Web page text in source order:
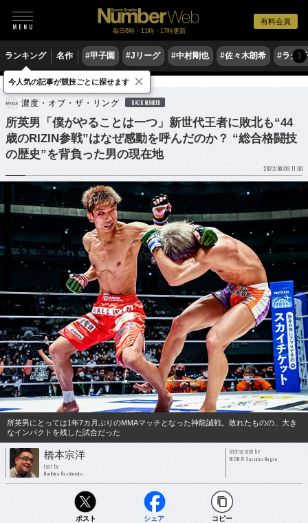
有料会員
毎日6時・11時・17時更新
ランキング 名作 #甲子園 #Jリーグ #中村剛也 #佐々木朗希 #ラグ〉
格闘技 その他
濃度・オブ・ザ・リング BACK NUMBER
所英男「僕がやることは一つ」新世代王者に敗北も“44
歳のRIZIN参戦”はなぜ感動を呼んだのか？ “総合格闘技
の歴史”を背負った男の現在地
2022/08/09 11:00
所英男にとっては1年7カ月ぶりのMMAマッチとなった神龍誠戦。敗れたものの、大き
なインパクトを残した試合だった
橋本宗洋
text by
Norihiro Hashimoto
photograph by
RIZIN FF Susumu Nagao
ポスト シェア コピー
今人気の記事が競技ごとに探せます ×